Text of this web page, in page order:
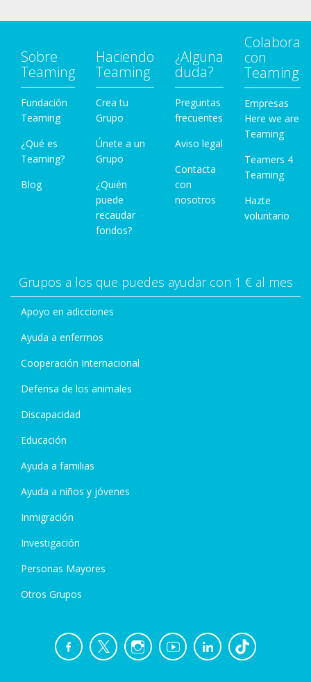
Sobre
Teaming
Fundación
Teaming
¿Qué es
Teaming?
Blog
Haciendo
Teaming
Crea tu
Grupo
Únete a un
Grupo
¿Quién
puede
recaudar
fondos?
¿Alguna
duda?
Preguntas
frecuentes
Aviso legal
Contacta
con
nosotros
Colabora
con
Teaming
Empresas
Here we are
Teaming
Teamers 4
Teaming
Hazte
voluntario
Grupos a los que puedes ayudar con 1 € al mes
Apoyo en adicciones
Ayuda a enfermos
Cooperación Internacional
Defensa de los animales
Discapacidad
Educación
Ayuda a familias
Ayuda a niños y jóvenes
Inmigración
Investigación
Personas Mayores
Otros Grupos